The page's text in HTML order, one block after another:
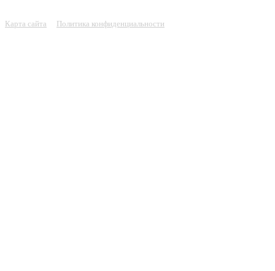
Карта сайта Политика конфиденциальности